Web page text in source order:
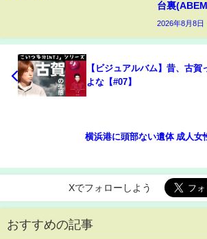
台裏
2026年8月8日
【ビジュアルバム】昔、古
よな【#07】
横浜港に頭部ない遺体 成人女
Xでフォローしよう
おすすめの記事